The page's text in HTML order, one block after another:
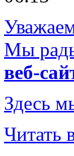
Мы
веб-
Здесь
Читать